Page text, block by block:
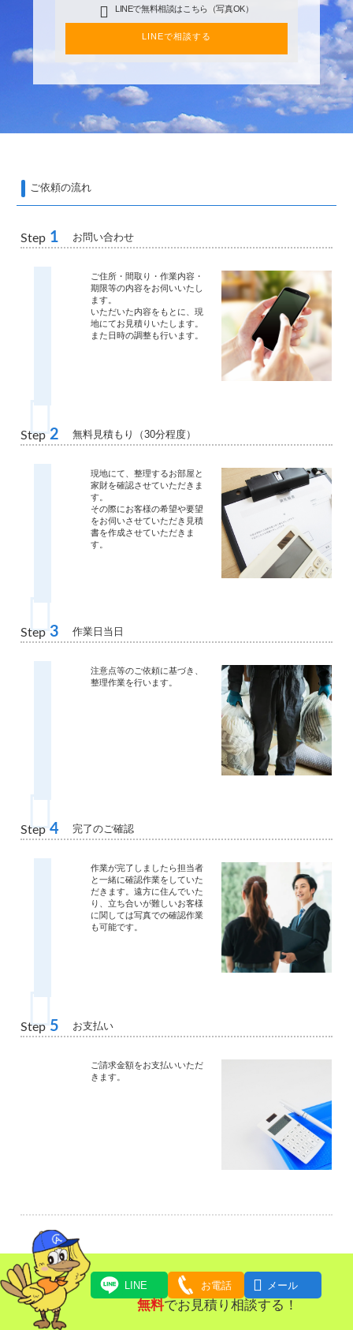
LINEで無料相談はこちら（写真OK）
LINEで相談する
ご依頼の流れ
Step 1 お問い合わせ
ご住所・間取り・作業内容・
期限等の内容をお伺いいたし
ます。
いただいた内容をもとに、現
地にてお見積りいたします。
また日時の調整も行います。
Step 2 無料見積もり（30分程度）
現地にて、整理するお部屋と
家財を確認させていただきま
す。
その際にお客様の希望や要望
をお伺いさせていただき見積
書を作成させていただきま
す。
Step 3 作業日当日
注意点等のご依頼に基づき、
整理作業を行います。
Step 4 完了のご確認
作業が完了しましたら担当者
と一緒に確認作業をしていた
だきます。遠方に住んでいた
り、立ち合いが難しいお客様
に関しては写真での確認作業
も可能です。
Step 5 お支払い
ご請求金額をお支払いいただ
きます。
LINE お電話  メール
無料でお見積り相談する！